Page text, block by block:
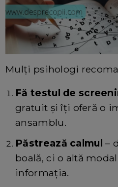
Mulți psihologi
Fă testul de
gratuit și îți oferă o
ansamblu.
Păstrează calmul –
boală, ci o altă
informația.